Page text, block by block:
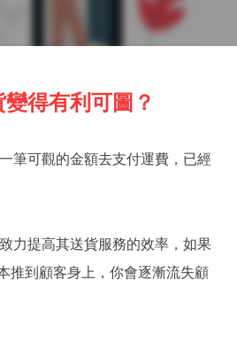
得有利可圖？
筆可觀的金額去支付運費，已經
力提高其送貨服務的效率，如果
推到顧客身上，你會逐漸流失顧